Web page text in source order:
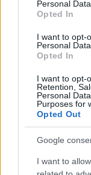
Personal Data.
Opted In
I want to opt-
Personal
Opted In
I want to opt-
Retention,
Personal
Purposes for
Opted Out
Google
I want to